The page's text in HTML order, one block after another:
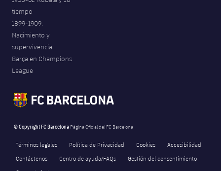
tiempo
1899-1909.
Nacimiento y
supervivencia
Barça en Champions
League
© Copyright FC Barcelona Página Oficial del FC Barcelona
Términos legales Política de Privacidad Cookies
Accesibilidad
Contáctenos
Centro de ayuda/FAQs
Gestión del consentimiento